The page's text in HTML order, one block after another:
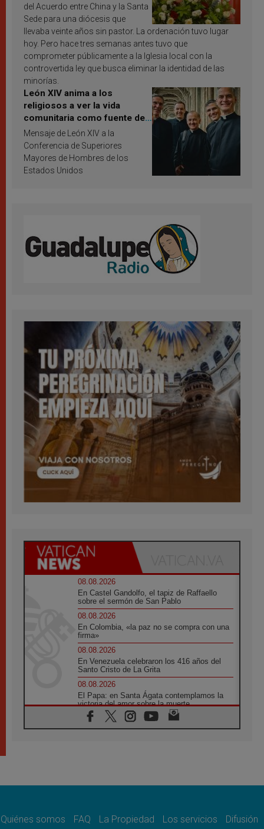
del Acuerdo entre China y la Santa
Sede para una diócesis que
llevaba veinte años sin pastor. La ordenación tuvo lugar
hoy. Pero hace tres semanas antes tuvo que
comprometer públicamente a la Iglesia local con la
controvertida ley que busca eliminar la identidad de las
minorías.
León XIV anima a los
religiosos a ver la vida
comunitaria como fuente de
inspiración y santificación
Mensaje de León XIV a la
Conferencia de Superiores
Mayores de Hombres de los
Estados Unidos
08.08.2026
En Castel Gandolfo, el tapiz de Raffaello
sobre el sermón de San Pablo
08.08.2026
En Colombia, «la paz no se compra con una
firma»
08.08.2026
En Venezuela celebraron los 416 años del
Santo Cristo de La Grita
08.08.2026
El Papa: en Santa Ágata contemplamos la
victoria del amor sobre la muerte
08.08.2026
León XIV visitará el Santuario de la Madre
07.08.2026
07.08.2026
Quiénes somos FAQ La Propiedad Los servicios Difusión